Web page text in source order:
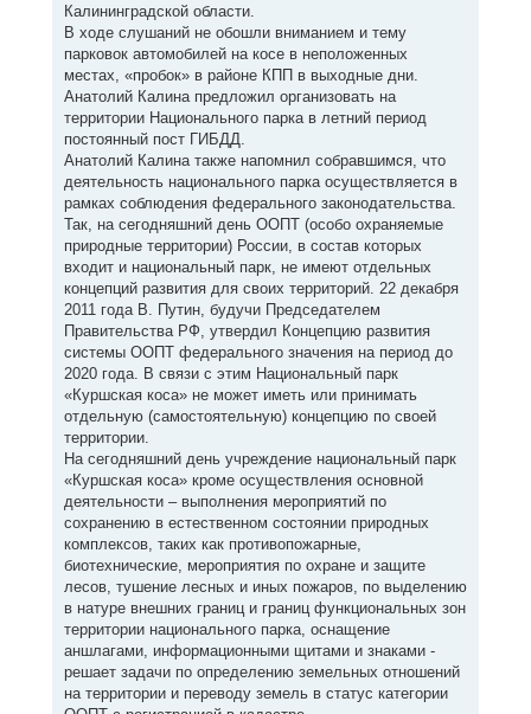
Калининградской области.
В ходе слушаний не обошли вниманием и тему
парковок автомобилей на косе в неположенных
местах, «пробок» в районе КПП в выходные дни.
Анатолий Калина предложил организовать на
территории Национального парка в летний период
постоянный пост ГИБДД.
Анатолий Калина также напомнил собравшимся, что
деятельность национального парка осуществляется в
рамках соблюдения федерального законодательства.
Так, на сегодняшний день ООПТ (особо охраняемые
природные территории) России, в состав которых
входит и национальный парк, не имеют отдельных
концепций развития для своих территорий. 22 декабря
2011 года В. Путин, будучи Председателем
Правительства РФ, утвердил Концепцию развития
системы ООПТ федерального значения на период до
2020 года. В связи с этим Национальный парк
«Куршская коса» не может иметь или принимать
отдельную (самостоятельную) концепцию по своей
территории.
На сегодняшний день учреждение национальный парк
«Куршская коса» кроме осуществления основной
деятельности – выполнения мероприятий по
сохранению в естественном состоянии природных
комплексов, таких как противопожарные,
биотехнические, мероприятия по охране и защите
лесов, тушение лесных и иных пожаров, по выделению
в натуре внешних границ и границ функциональных зон
территории национального парка, оснащение
аншлагами, информационными щитами и знаками -
решает задачи по определению земельных отношений
на территории и переводу земель в статус категории